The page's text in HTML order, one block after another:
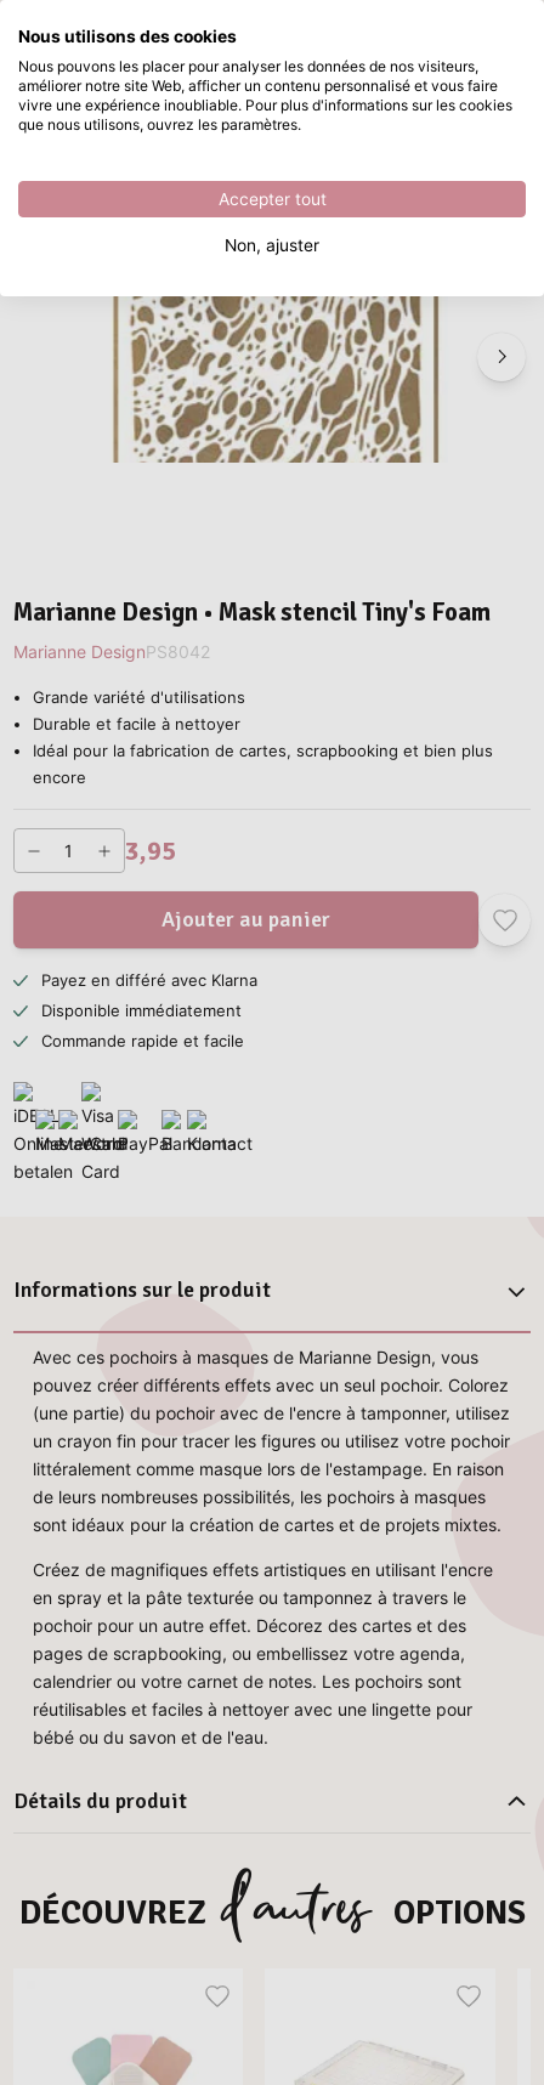
Passer au contenu principal
Disponible immédiatement Marianne Design • Mask stencil Tiny's Foam
/ Pochoirs Masques / Marianne Design • Mask stencil Tiny's Foam
Marianne Design • Mask stencil Tiny's Foam
Marianne DesignPS8042
Grande variété d'utilisations
Durable et facile à nettoyer
Idéal pour la fabrication de cartes, scrapbooking et bien plus
encore
3,95
Ajouter au panier
Payez en différé avec Klarna
Disponible immédiatement
Commande rapide et facile
Informations sur le produit
Avec ces pochoirs à masques de Marianne Design, vous
pouvez créer différents effets avec un seul pochoir. Colorez
(une partie) du pochoir avec de l'encre à tamponner, utilisez
un crayon fin pour tracer les figures ou utilisez votre pochoir
littéralement comme masque lors de l'estampage. En raison
de leurs nombreuses possibilités, les pochoirs à masques
sont idéaux pour la création de cartes et de projets mixtes.
Créez de magnifiques effets artistiques en utilisant l'encre
en spray et la pâte texturée ou tamponnez à travers le
pochoir pour un autre effet. Décorez des cartes et des
pages de scrapbooking, ou embellissez votre agenda,
calendrier ou votre carnet de notes. Les pochoirs sont
réutilisables et faciles à nettoyer avec une lingette pour
bébé ou du savon et de l'eau.
Détails du produit
DÉCOUVREZ d’autres OPTIONS
Que recherchez-vous ?
Nous utilisons des cookies
Nous pouvons les placer pour analyser les données de nos visiteurs,
améliorer notre site Web, afficher un contenu personnalisé et vous faire
vivre une expérience inoubliable. Pour plus d'informations sur les cookies
que nous utilisons, ouvrez les paramètres.
Accepter tout
Non, ajuster